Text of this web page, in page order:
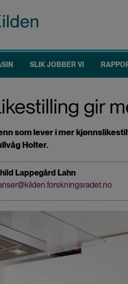
SLIK JOBBER VI
gir
som lever i mer
Holter.
Lappegård Lahn